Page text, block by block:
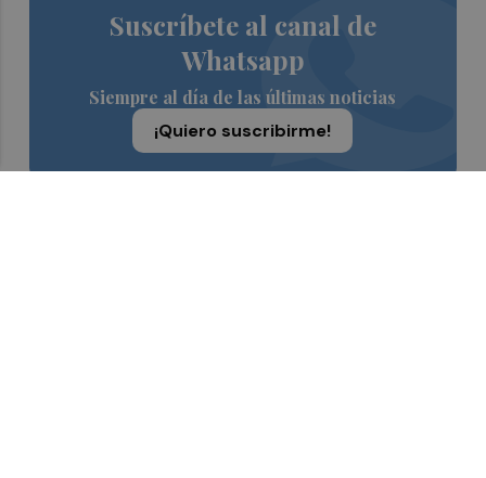
Suscríbete al canal de
Whatsapp
Siempre al día de las últimas noticias
¡Quiero suscribirme!